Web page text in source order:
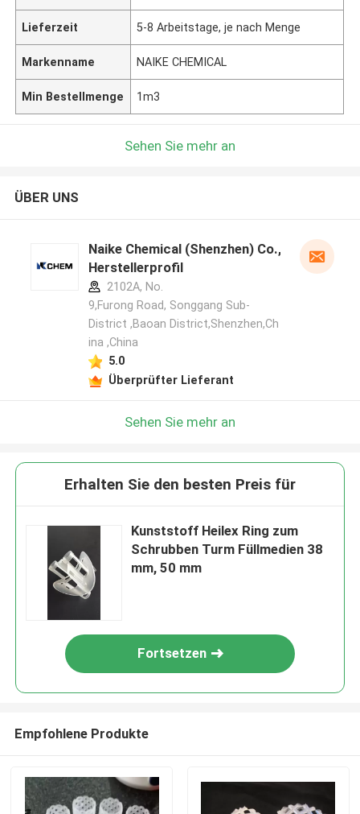
Lieferzeit 5-8 Arbeitstage, je nach Menge
Markenname NAIKE CHEMICAL
Min Bestellmenge 1m3
Sehen Sie mehr an
ÜBER UNS
Naike Chemical (Shenzhen) Co., Ltd
Herstellerprofil
2102A, No.
9,Furong Road, Songgang Sub-
District ,Baoan District,Shenzhen,Ch
ina ,China
5.0
Überprüfter Lieferant
Sehen Sie mehr an
Erhalten Sie den besten Preis für
Kunststoff Heilex Ring zum
Schrubben Turm Füllmedien 38
mm, 50 mm
Fortsetzen
Empfohlene Produkte